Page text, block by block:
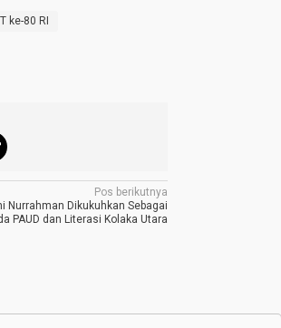
ke-80 RI
Pos berikutnya
Nurrahman Dikukuhkan Sebagai
PAUD dan Literasi Kolaka Utara